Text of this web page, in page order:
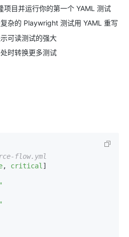
项目并运行你的第一个 YAML 测试
杂的 Playwright 测试用 YAML 重写
可读测试的强大
时转换更多测试
flow.yml
, critical